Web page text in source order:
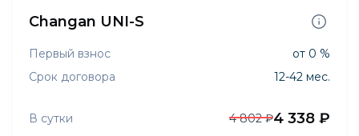
Changan UNI-S
Первый взнос
от 0 %
Срок договора
12-42 мес.
В сутки 4 802 ₽4 338 ₽